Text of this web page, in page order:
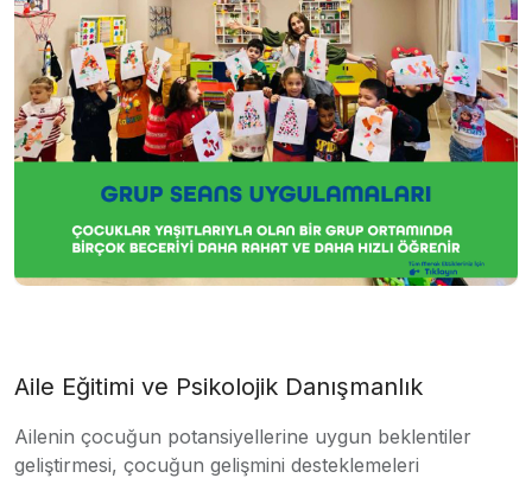
Aile Eğitimi ve Psikolojik Danışmanlık
Ailenin çocuğun potansiyellerine uygun beklentiler
geliştirmesi, çocuğun gelişmini desteklemeleri